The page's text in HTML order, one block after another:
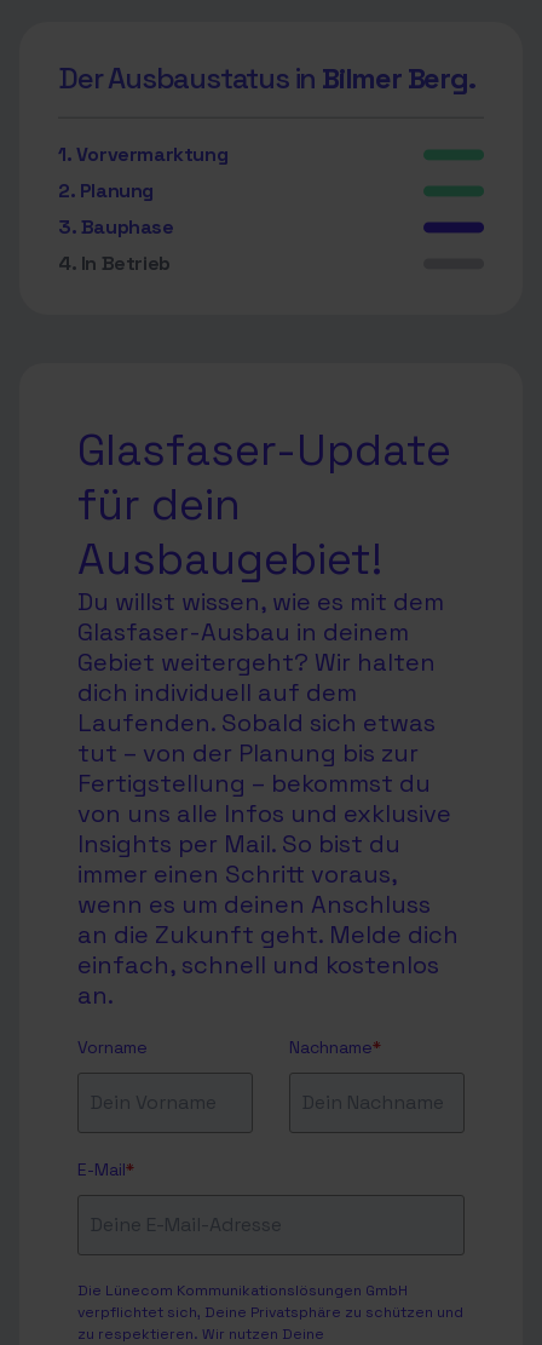
Der Ausbaustatus in Bilmer Berg.
1. Vorvermarktung
2. Planung
3. Bauphase
4. In Betrieb
Glasfaser-Update
für dein
Ausbaugebiet!
Du willst wissen, wie es mit dem
Glasfaser-Ausbau in deinem
Gebiet weitergeht? Wir halten
dich individuell auf dem
Laufenden. Sobald sich etwas
tut – von der Planung bis zur
Fertigstellung – bekommst du
von uns alle Infos und exklusive
Insights per Mail. So bist du
immer einen Schritt voraus,
wenn es um deinen Anschluss
an die Zukunft geht. Melde dich
einfach, schnell und kostenlos
an.
Vorname Nachname*
E-Mail*
Die Lünecom Kommunikationslösungen GmbH
verpflichtet sich, Deine Privatsphäre zu schützen und
zu respektieren. Wir nutzen Deine